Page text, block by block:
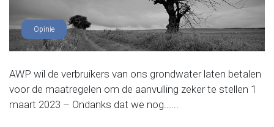
Opinie
AWP wil de verbruikers van ons grondwater laten betalen
voor de maatregelen om de aanvulling zeker te stellen 1
maart 2023 – Ondanks dat we nog......